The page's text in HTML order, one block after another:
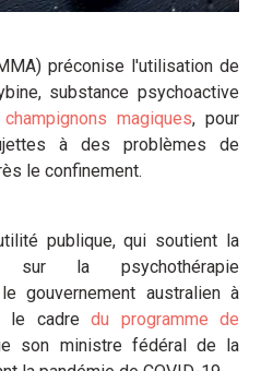
préconise l'utilisation de
substance psychoactive
magiques, pour
à des problèmes de
le confinement.
publique, qui soutient la
sur la psychothérapie
gouvernement australien à
le cadre du programme de
son ministre fédéral de la